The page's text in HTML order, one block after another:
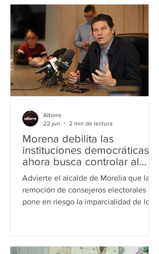
Morelia, Michoacán, 23 de junio de
2026.- El Partido Revolucionario
Institucional (PRI) anunció que
impugnará la resolución mediante la
cual fueron removidos el presidente y
cuatro consejeros del Instituto Electoral
de Michoacán (IEM), al considerar que
se trata de un
Morena debilita las
instituciones democráticas;
ahora busca controlar al
IEM: Alfonso Martínez
Advierte el alcalde de Morelia que la
remoción de consejeros electorales
pone en riesgo la imparcialidad de los
Instituto Electoral de Michoacán (IEM)
representa un nuevo episodio en la
Altorre
22 jun
2 min de lectura